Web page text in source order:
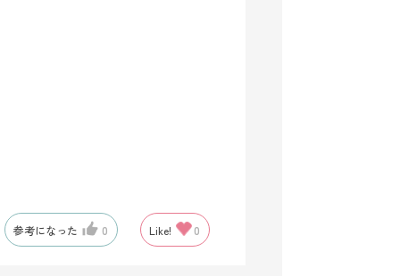
参考になった 0 Like! 0